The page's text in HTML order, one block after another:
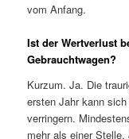
vom Anfang.
Ist der Wertverlust
Gebrauchtwagen?
Kurzum. Ja. Die
ersten Jahr kann
verringern.
mehr als einer